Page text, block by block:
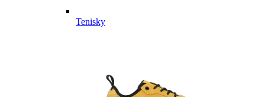
Tenisky